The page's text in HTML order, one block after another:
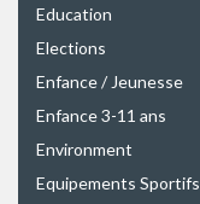
Education
Elections
Enfance / Jeunesse
Enfance 3-11 ans
Environment
Equipements Sportifs